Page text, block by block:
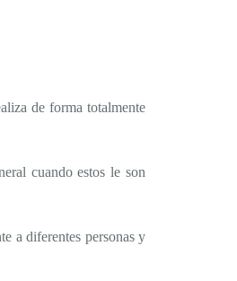
de forma totalmente
cuando estos le son
a diferentes personas y